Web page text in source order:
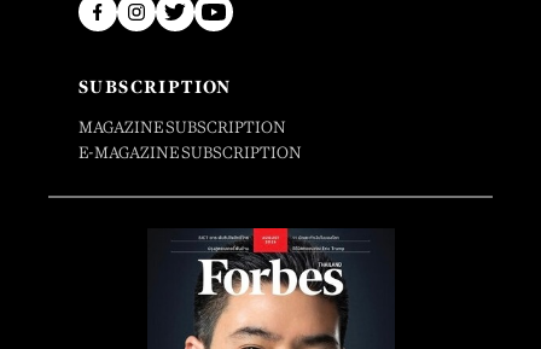
SUBSCRIPTION
MAGAZINE SUBSCRIPTION
E-MAGAZINE SUBSCRIPTION